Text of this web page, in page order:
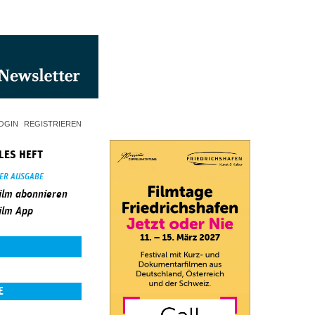
REGISTRIEREN
HEFT
AUSGABE
abonnieren
App